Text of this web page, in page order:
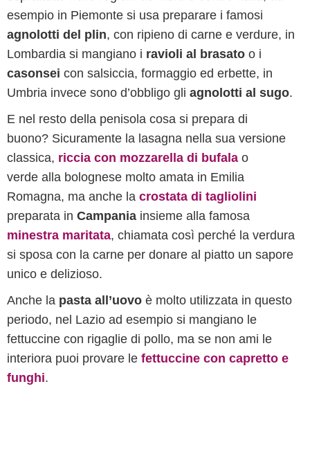
esempio in Piemonte si usa preparare i famosi
agnolotti del plin, con ripieno di carne e verdure, in
Lombardia si mangiano i ravioli al brasato o i
casonsei con salsiccia, formaggio ed erbette, in
Umbria invece sono d’obbligo gli agnolotti al sugo.
E nel resto della penisola cosa si prepara di
buono? Sicuramente la lasagna nella sua versione
classica, riccia con mozzarella di bufala o
verde alla bolognese molto amata in Emilia
Romagna, ma anche la crostata di tagliolini
preparata in Campania insieme alla famosa
minestra maritata, chiamata così perché la verdura
si sposa con la carne per donare al piatto un sapore
unico e delizioso.
Anche la pasta all’uovo è molto utilizzata in questo
periodo, nel Lazio ad esempio si mangiano le
fettuccine con rigaglie di pollo, ma se non ami le
interiora puoi provare le fettuccine con capretto e
funghi.